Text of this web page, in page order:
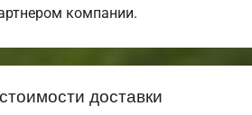
компании.
доставки